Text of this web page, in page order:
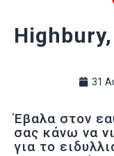
ΠΟΙΟΙ
31
Έβαλα στον
σας κάνω να
για το